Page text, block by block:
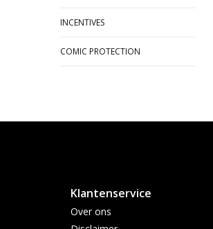
INCENTIVES
COMIC PROTECTION
Klantenservice
Over ons